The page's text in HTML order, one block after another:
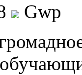
Gwp